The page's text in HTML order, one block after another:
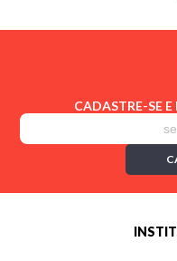
CADASTRE-SE